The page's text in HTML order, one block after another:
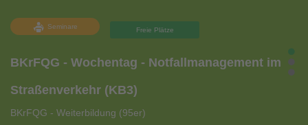
Seminare Freie Plätze
BKrFQG - Wochentag - Notfallmanagement im
Straßenverkehr (KB3)
BKrFQG - Weiterbildung (95er)